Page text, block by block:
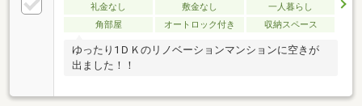
礼金なし 敷金なし
一人暮らし
角部屋
オートロック付き 収納スペース
ゆったり1ＤＫのリノベーションマンションに空きが
出ました！！